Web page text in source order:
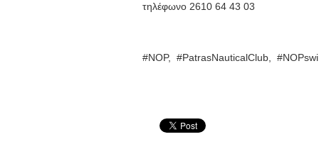
τηλέφωνο 2610 64 43 03
#NOP, #PatrasNauticalClub,